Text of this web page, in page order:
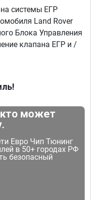
системы ЕГР
Land Rover
Блока Управления
клапана ЕГР и /
может
Евро Чип Тюнинг
в 50+ городах РФ
безопасный